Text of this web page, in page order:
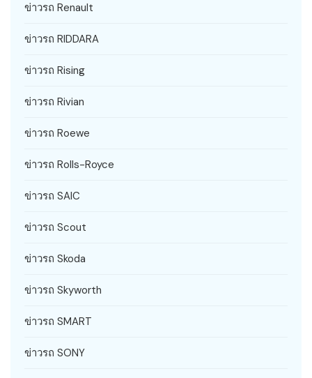
ข่าวรถ Renault
ข่าวรถ RIDDARA
ข่าวรถ Rising
ข่าวรถ Rivian
ข่าวรถ Roewe
ข่าวรถ Rolls-Royce
ข่าวรถ SAIC
ข่าวรถ Scout
ข่าวรถ Skoda
ข่าวรถ Skyworth
ข่าวรถ SMART
ข่าวรถ SONY